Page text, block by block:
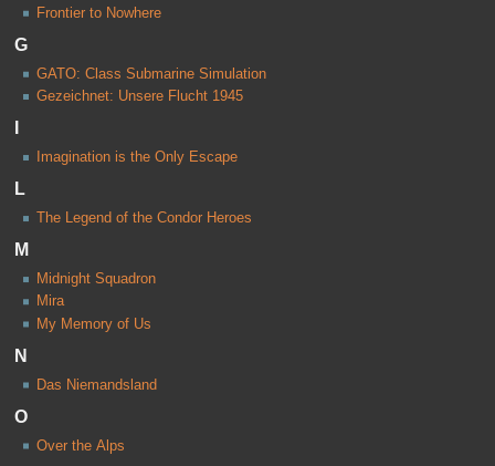
Frontier to Nowhere
G
GATO: Class Submarine Simulation
Gezeichnet: Unsere Flucht 1945
Imagination is the Only Escape
L
The Legend of the Condor Heroes
M
Midnight Squadron
Mira
My Memory of Us
N
Das Niemandsland
O
Over the Alps